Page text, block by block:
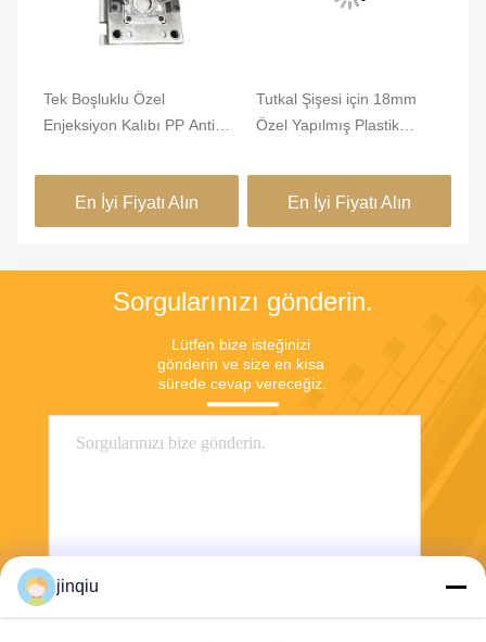
Tek Boşluklu Özel
Enjeksiyon Kalıbı PP Anti
En İyi Fiyatı Alın
Tutkal Şişesi için 18mm
Özel Yapılmış Plastik
boşluk
En İyi Fiyatı Alın
Sorgularınızı gönderin.
Lütfen bize isteğinizi
gönderin ve size en kısa
sürede cevap vereceğiz.
jinqiu